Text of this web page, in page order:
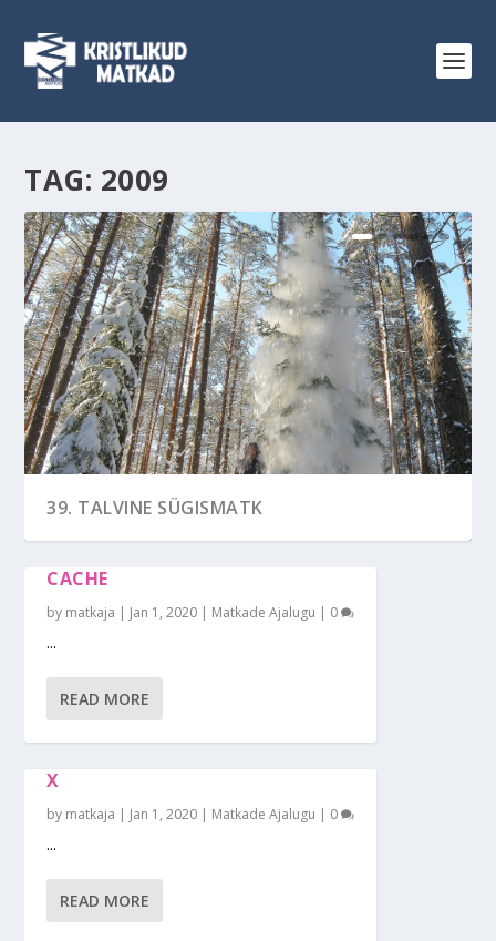
TAG: 2009
39. TALVINE SÜGISMATK
CACHE
by matkaja | Jan 1, 2020 | Matkade Ajalugu | 0
...
READ MORE
X
by matkaja | Jan 1, 2020 | Matkade Ajalugu | 0
...
READ MORE